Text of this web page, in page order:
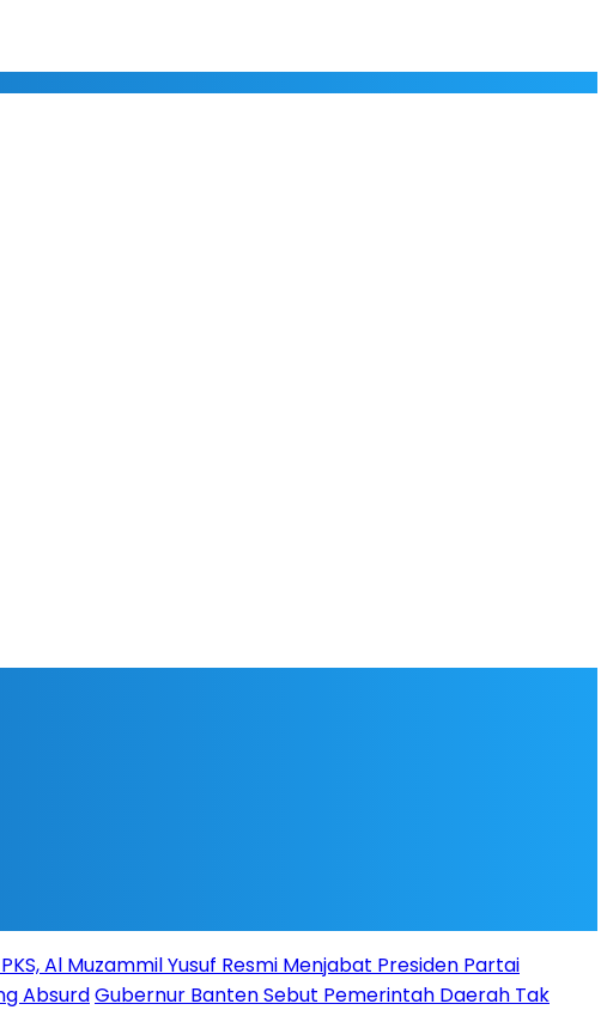
Al Muzammil Yusuf Resmi Menjabat Presiden Partai
AbsurdGubernur Banten Sebut Pemerintah Daerah Tak